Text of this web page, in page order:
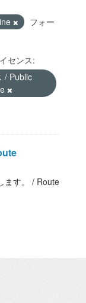
フォー
センス:
/ Public
ます。 / Route